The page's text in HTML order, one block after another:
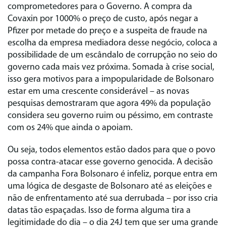
comprometedores para o Governo. A compra da
Covaxin por 1000% o preço de custo, após negar a
Pfizer por metade do preço e a suspeita de fraude na
escolha da empresa mediadora desse negócio, coloca a
possibilidade de um escândalo de corrupção no seio do
governo cada mais vez próxima. Somada à crise social,
isso gera motivos para a impopularidade de Bolsonaro
estar em uma crescente considerável – as novas
pesquisas demostraram que agora 49% da população
considera seu governo ruim ou péssimo, em contraste
com os 24% que ainda o apoiam.
Ou seja, todos elementos estão dados para que o povo
possa contra-atacar esse governo genocida. A decisão
da campanha Fora Bolsonaro é infeliz, porque entra em
uma lógica de desgaste de Bolsonaro até as eleições e
não de enfrentamento até sua derrubada – por isso cria
datas tão espaçadas. Isso de forma alguma tira a
legitimidade do dia – o dia 24J tem que ser uma grande